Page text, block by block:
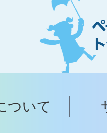
ー
ジ
ト
ッ
へ
ついて